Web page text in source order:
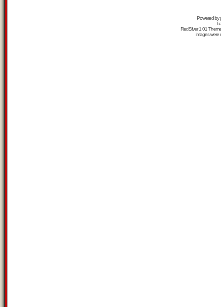
Powered by
RedSilver 1.01
Images were